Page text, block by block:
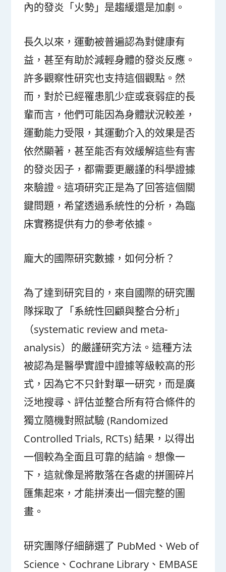
內的發炎「火勢」是趨緩還是加劇。
長久以來，運動被普遍認為對健康有
益，甚至有助於減輕身體的發炎反應。
許多觀察性研究也支持這個觀點。然
而，對於已經罹患肌少症或衰弱症的長
輩而言，他們可能因為身體狀況較差，
運動能力受限，其運動介入的效果是否
依然顯著，甚至能否有效緩解這些有害
的發炎因子，都需要更嚴謹的科學證據
來驗證。這項研究正是為了回答這個關
鍵問題，希望透過系統性的分析，為臨
床實務提供有力的參考依據。
龐大的國際研究數據，如何分析？
為了達到研究目的，來自國際的研究團
隊採取了「系統性回顧與整合分析」
（systematic review and meta-
analysis）的嚴謹研究方法。這種方法
被認為是醫學實證中證據等級較高的形
式，因為它不只針對單一研究，而是廣
泛地搜尋、評估並整合所有符合條件的
獨立隨機對照試驗 (Randomized
Controlled Trials, RCTs) 結果，以得出
一個較為全面且可靠的結論。想像一
下，這就像是將散落在各處的拼圖碎片
匯集起來，才能拼湊出一個完整的圖
畫。
研究團隊仔細篩選了 PubMed、Web of
Science、Cochrane Library、EMBASE